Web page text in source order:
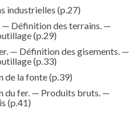
industrielles (p.27)
Définition des terrains. —
(p.29)
— Définition des gisements. —
(p.33)
de la fonte(p.39)
du fer. — Produits bruts. —
(p.41)